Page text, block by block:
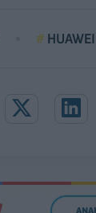
HUAWEI